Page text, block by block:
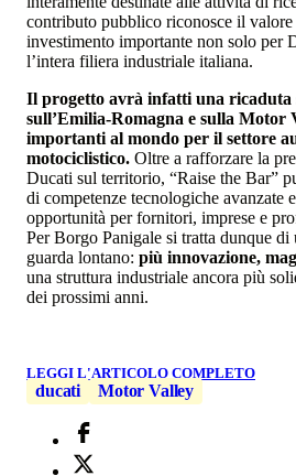
contributo pubblico riconosce il valore
investimento importante non solo per
l’intera filiera industriale italiana.
Il progetto avrà infatti una ricaduta
sull’Emilia-Romagna e sulla Motor
importanti al mondo per il settore
motociclistico. Oltre a rafforzare la
Ducati sul territorio, “Raise the Bar”
di competenze tecnologiche avanzate
opportunità per fornitori, imprese e
Per Borgo Panigale si tratta dunque di
guarda lontano: più innovazione,
una struttura industriale ancora più
dei prossimi anni.
LEGGI L'ARTICOLO COMPLETO
ducati Motor Valley